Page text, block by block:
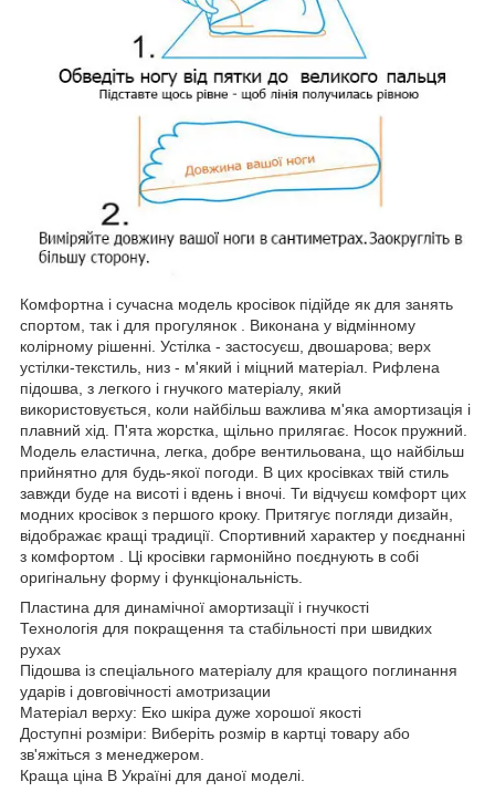
Комфортна і сучасна модель кросівок підійде як для занять
спортом, так і для прогулянок . Виконана у відмінному
колірному рішенні. Устілка - застосуєш, двошарова; верх
устілки-текстиль, низ - м'який і міцний матеріал. Рифлена
підошва, з легкого і гнучкого матеріалу, який
використовується, коли найбільш важлива м'яка амортизація і
плавний хід. П'ята жорстка, щільно прилягає. Носок пружний.
Модель еластична, легка, добре вентильована, що найбільш
прийнятно для будь-якої погоди. В цих кросівках твій стиль
завжди буде на висоті і вдень і вночі. Ти відчуєш комфорт цих
модних кросівок з першого кроку. Притягує погляди дизайн,
відображає кращі традиції. Спортивний характер у поєднанні
з комфортом . Ці кросівки гармонійно поєднують в собі
оригінальну форму і функціональність.
Пластина для динамічної амортизації і гнучкості
Технологія для покращення та стабільності при швидких
рухах
Підошва із спеціального матеріалу для кращого поглинання
ударів і довговічності амотризации
Матеріал верху: Еко шкіра дуже хорошої якості
Доступні розміри: Виберіть розмір в картці товару або
зв'яжіться з менеджером.
Краща ціна В Україні для даної моделі.